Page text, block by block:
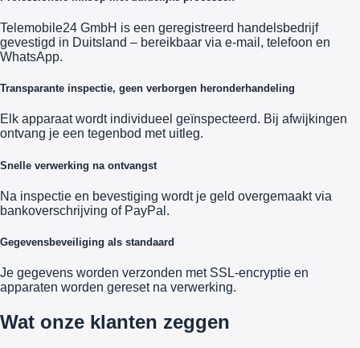
Telemobile24 GmbH is een geregistreerd handelsbedrijf
gevestigd in Duitsland – bereikbaar via e-mail, telefoon en
WhatsApp.
Transparante inspectie, geen verborgen heronderhandeling
Elk apparaat wordt individueel geïnspecteerd. Bij afwijkingen
ontvang je een tegenbod met uitleg.
Snelle verwerking na ontvangst
Na inspectie en bevestiging wordt je geld overgemaakt via
bankoverschrijving of PayPal.
Gegevensbeveiliging als standaard
Je gegevens worden verzonden met SSL-encryptie en
apparaten worden gereset na verwerking.
Wat onze klanten zeggen